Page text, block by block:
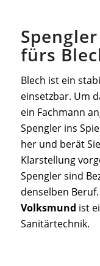
fürs
Blech ist ein
einsetzbar. Um
ein Fachmann
Spengler ins
her und berät
Klarstellung
Spengler sind
denselben
Volksmund ist
Sanitärtechnik.